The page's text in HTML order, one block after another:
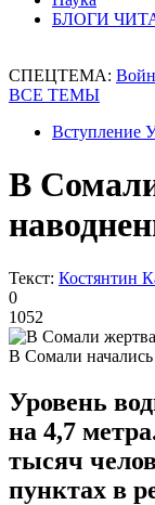
БЛОГИ
СПЕЦТЕМА:
ВСЕ ТЕМЫ
Вступление
В
Текст: Костянтин
0
1052
В Сомали
Уровень
на 4,7
тысяч
пунктах в